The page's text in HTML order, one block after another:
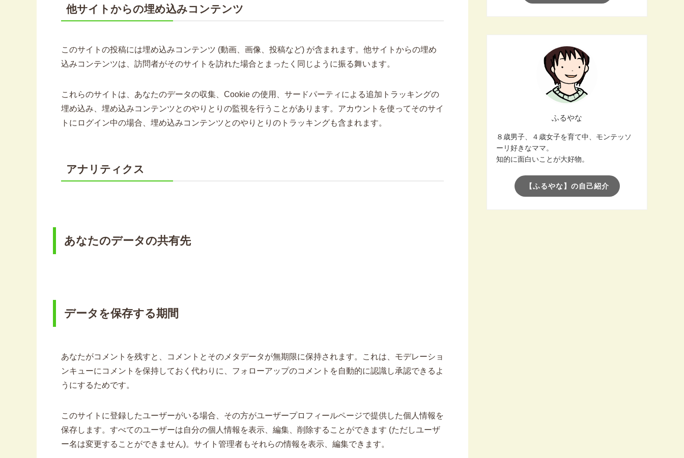
他サイトからの埋め込みコンテンツ
このサイトの投稿には埋め込みコンテンツ (動画、画像、投稿など) が含まれます。他サイトからの埋め
込みコンテンツは、訪問者がそのサイトを訪れた場合とまったく同じように振る舞います。
これらのサイトは、あなたのデータの収集、Cookie の使用、サードパーティによる追加トラッキングの
埋め込み、埋め込みコンテンツとのやりとりの監視を行うことがあります。アカウントを使ってそのサイ
トにログイン中の場合、埋め込みコンテンツとのやりとりのトラッキングも含まれます。
アナリティクス
あなたのデータの共有先
データを保存する期間
あなたがコメントを残すと、コメントとそのメタデータが無期限に保持されます。これは、モデレーショ
ンキューにコメントを保持しておく代わりに、フォローアップのコメントを自動的に認識し承認できるよ
うにするためです。
このサイトに登録したユーザーがいる場合、その方がユーザープロフィールページで提供した個人情報を
保存します。すべてのユーザーは自分の個人情報を表示、編集、削除することができます (ただしユーザ
ー名は変更することができません)。サイト管理者もそれらの情報を表示、編集できます。
ふるやな
８歳男子、４歳女子を育て中、モンテッソ
ーリ好きなママ。
知的に面白いことが大好物。
【ふるやな】の自己紹介